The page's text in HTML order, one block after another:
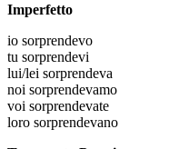
Imperfetto
io sorprendevo
tu sorprendevi
lui/lei sorprendeva
noi sorprendevamo
voi sorprendevate
loro sorprendevano